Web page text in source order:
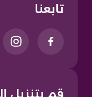
تابعنا
قم بتنزيل